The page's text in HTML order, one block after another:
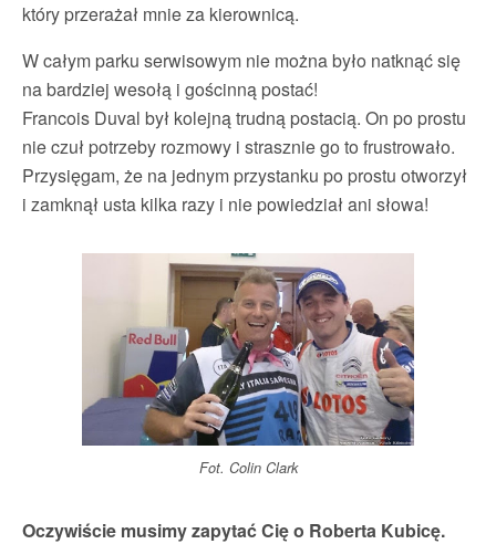
który przerażał mnie za kierownicą.
W całym parku serwisowym nie można było natknąć się
na bardziej wesołą i gościnną postać!
Francois Duval był kolejną trudną postacią. On po prostu
nie czuł potrzeby rozmowy i strasznie go to frustrowało.
Przysięgam, że na jednym przystanku po prostu otworzył
i zamknął usta kilka razy i nie powiedział ani słowa!
Fot. Colin Clark
Oczywiście musimy zapytać Cię o Roberta Kubicę.